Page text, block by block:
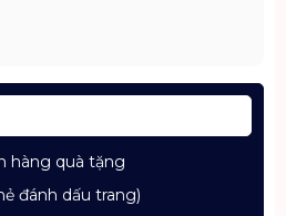
hàng quà tặng
đánh dấu trang)